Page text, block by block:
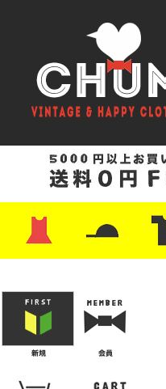
・レザーシューズ/スニ
・プ
・バ
・キ
・
・チ
・サ
・ボ
・フ
・タ